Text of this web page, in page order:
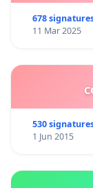
678
11 Mar 2025
530
1 Jun 2015